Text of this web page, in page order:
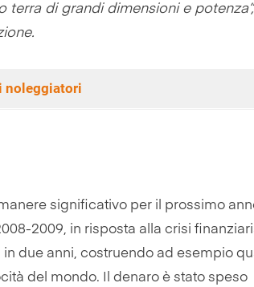
di grandi dimensioni e
noleggiatori
significativo per il prossimo
2009, in risposta alla crisi
due anni, costruendo ad esempio
del mondo. Il denaro è stato speso